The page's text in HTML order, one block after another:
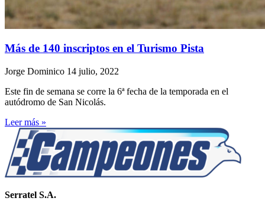
Más de 140 inscriptos en el Turismo Pista
Jorge Dominico 14 julio, 2022
Este fin de semana se corre la 6ª fecha de la temporada en el
autódromo de San Nicolás.
Leer más »
Serratel S.A.